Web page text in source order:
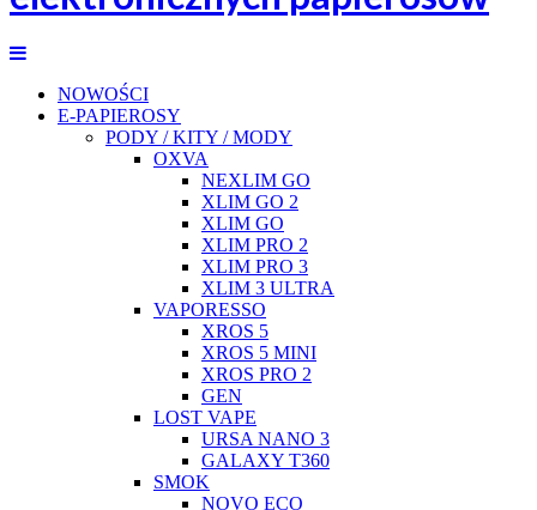
NOWOŚCI
E-PAPIEROSY
PODY / KITY / MODY
OXVA
NEXLIM GO
XLIM GO 2
XLIM GO
XLIM PRO 2
XLIM PRO 3
XLIM 3 ULTRA
VAPORESSO
XROS 5
XROS 5 MINI
XROS PRO 2
GEN
LOST VAPE
URSA NANO 3
GALAXY T360
SMOK
NOVO ECO